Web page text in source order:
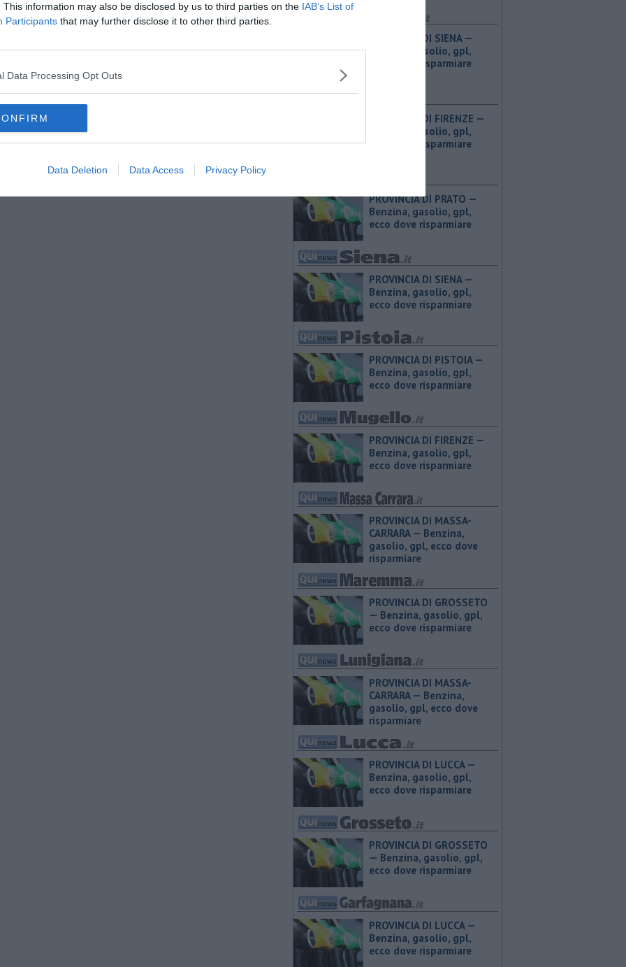
This information may also be disclosed by us to third parties on the IAB’s List of
Participants that may further disclose it to other third parties.
Data Processing Opt Outs
Data Deletion Data Access Privacy Policy
PROVINCIA DI SIENA — ​
Benzina, gasolio, gpl,
ecco dove risparmiare
PROVINCIA DI FIRENZE — ​
Benzina, gasolio, gpl,
ecco dove risparmiare
PROVINCIA DI PRATO — ​
Benzina, gasolio, gpl,
ecco dove risparmiare
PROVINCIA DI SIENA — ​
Benzina, gasolio, gpl,
ecco dove risparmiare
PROVINCIA DI PISTOIA — ​
Benzina, gasolio, gpl,
ecco dove risparmiare
PROVINCIA DI FIRENZE — ​
Benzina, gasolio, gpl,
ecco dove risparmiare
PROVINCIA DI MASSA-
CARRARA — ​Benzina,
gasolio, gpl, ecco dove
risparmiare
PROVINCIA DI GROSSETO
— ​Benzina, gasolio, gpl,
ecco dove risparmiare
PROVINCIA DI MASSA-
CARRARA — ​Benzina,
gasolio, gpl, ecco dove
risparmiare
PROVINCIA DI LUCCA — ​
Benzina, gasolio, gpl,
ecco dove risparmiare
PROVINCIA DI GROSSETO
— ​Benzina, gasolio, gpl,
ecco dove risparmiare
PROVINCIA DI LUCCA — ​
Benzina, gasolio, gpl,
ecco dove risparmiare